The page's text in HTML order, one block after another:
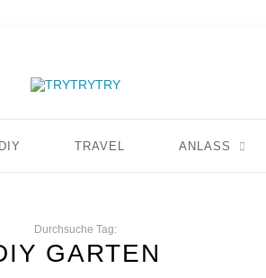
DIY TRAVEL ANLASS
Durchsuche Tag:
GARTEN